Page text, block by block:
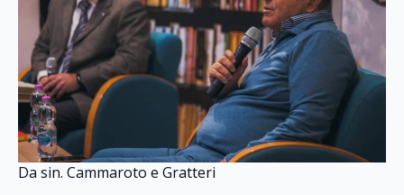
Da sin. Cammaroto e Gratteri